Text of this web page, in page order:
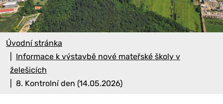
Úvodní stránka
Informace k výstavbě nové mateřské školy v
želešicích
8. Kontrolní den (14.05.2026)